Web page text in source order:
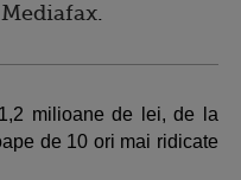
Mediafax.
milioane de lei, de la
de 10 ori mai ridicate